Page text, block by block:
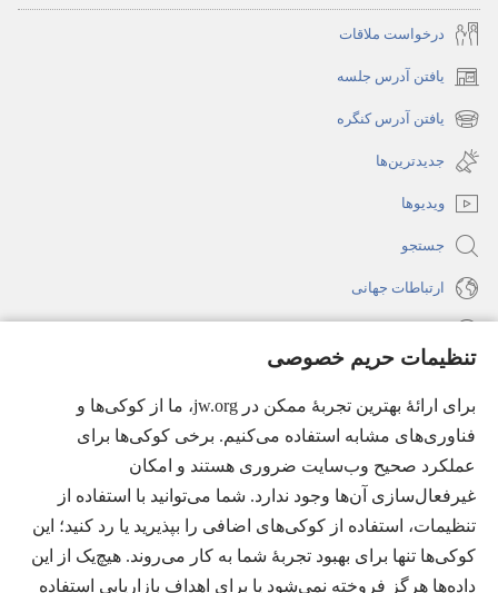
تنظیمات حریم خصوصی
برای ارائهٔ بهترین تجربهٔ ممکن در jw.org، ما از کوکی‌ها و
فناوری‌های مشابه استفاده می‌کنیم. برخی کوکی‌ها برای
عملکرد صحیح وب‌سایت ضروری هستند و امکان
غیرفعال‌سازی آن‌ها وجود ندارد. شما می‌توانید با استفاده از
تنظیمات، استفاده از کوکی‌های اضافی را بپذیرید یا رد کنید؛ این
کوکی‌ها تنها برای بهبود تجربهٔ شما به کار می‌روند. هیچ‌یک از این
داده‌ها هرگز فروخته نمی‌شود یا برای اهداف بازاریابی استفاده
درخواست ملاقات
یافتن آدرس جلسه
(پنجره‌ای
جدید
می‌شود)
یافتن آدرس کنگره
(پنجره‌ای
جدید
می‌شود)
جدیدترین‌ها
ویدیوها
جستجو
ارتباطات جهانی
(پنجره‌ای
جدید
می‌شود)
(پنجره‌ای
جدید
می‌شود)
JW Hub
®
(پنجره‌ای
باز
®
JW Library